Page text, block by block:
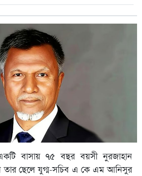
বাসায় ৭৫ বছর বয়সী নুরজাহান
তার ছেলে যুগ্ম-সচিব এ কে এম আনিসুর